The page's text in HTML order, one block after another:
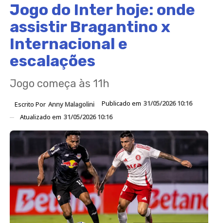
Jogo do Inter hoje: onde
assistir Bragantino x
Internacional e
escalações
Jogo começa às 11h
Escrito Por Anny Malagolini Publicado em 31/05/2026 10:16
Atualizado em 31/05/2026 10:16